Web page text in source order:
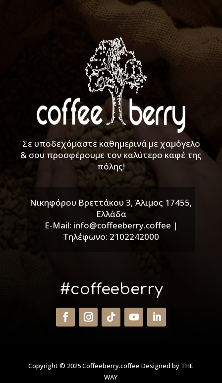
Σε υποδεχόμαστε καθημερινά με χαμόγελο
& σου προσφέρουμε τον καλύτερο καφέ της
πόλης!
Νικηφόρου Βρεττάκου 3, Άλιμος 17455,
Ελλάδα
E-Mail: info@coffeeberry.coffee |
Τηλέφωνο: 2102242000
#coffeeberry
Copyright © 2025 Coffeeberry.coffee Designed by THE
WAY